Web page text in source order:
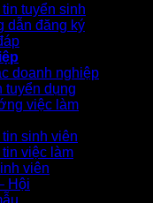
tuyển sinh
dẫn đăng ký
doanh nghiệp
tuyển dụng
việc làm
sinh viên
việc làm
viên
Hội